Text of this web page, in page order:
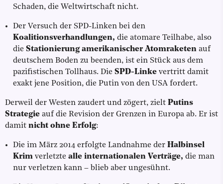
Schaden, die Weltwirtschaft nicht.
Der Versuch der SPD-Linken bei den
Koalitionsverhandlungen, die atomare Teilhabe, also
die Stationierung amerikanischer Atomraketen auf
deutschem Boden zu beenden, ist ein Stück aus dem
pazifistischen Tollhaus. Die SPD-Linke vertritt damit
exakt jene Position, die Putin von den USA fordert.
Derweil der Westen zaudert und zögert, zielt Putins
Strategie auf die Revision der Grenzen in Europa ab. Er ist
damit nicht ohne Erfolg:
Die im März 2014 erfolgte Landnahme der Halbinsel
Krim verletzte alle internationalen Verträge, die man
nur verletzen kann – blieb aber ungesühnt.